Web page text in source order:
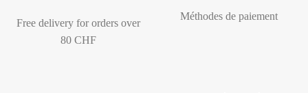
Free delivery for orders over
80 CHF
Méthodes de paiement